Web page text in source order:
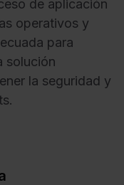
de aplicación
operativos y
para
solución
la seguridad y